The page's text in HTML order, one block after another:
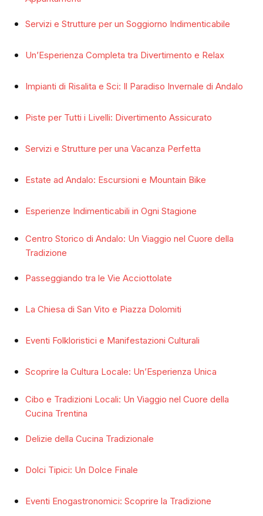
Servizi e Strutture per un Soggiorno Indimenticabile
Un’Esperienza Completa tra Divertimento e Relax
Impianti di Risalita e Sci: Il Paradiso Invernale di Andalo
Piste per Tutti i Livelli: Divertimento Assicurato
Servizi e Strutture per una Vacanza Perfetta
Estate ad Andalo: Escursioni e Mountain Bike
Esperienze Indimenticabili in Ogni Stagione
Centro Storico di Andalo: Un Viaggio nel Cuore della
Tradizione
Passeggiando tra le Vie Acciottolate
La Chiesa di San Vito e Piazza Dolomiti
Eventi Folkloristici e Manifestazioni Culturali
Scoprire la Cultura Locale: Un’Esperienza Unica
Cibo e Tradizioni Locali: Un Viaggio nel Cuore della
Cucina Trentina
Delizie della Cucina Tradizionale
Dolci Tipici: Un Dolce Finale
Eventi Enogastronomici: Scoprire la Tradizione